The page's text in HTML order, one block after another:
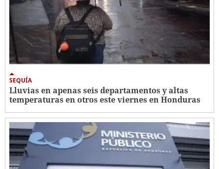
SEQUÍA
Lluvias en apenas seis departamentos y altas
temperaturas en otros este viernes en Honduras